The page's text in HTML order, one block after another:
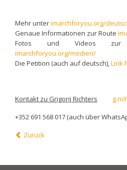
Mehr unterimarchforyou.org/
Genaue Informationen zur Route
Fotos und Videos zur
imarchforyou.org/medien/
Die Petition (auch auf deutsch),Link
Kontakt zu Grigorij Richters
+352 691 568 017 (auch über
Zurück